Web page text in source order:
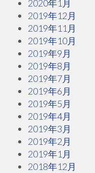
2020年1月
2019年12月
2019年11月
2019年10月
2019年9月
2019年8月
2019年7月
2019年6月
2019年5月
2019年4月
2019年3月
2019年2月
2019年1月
2018年12月